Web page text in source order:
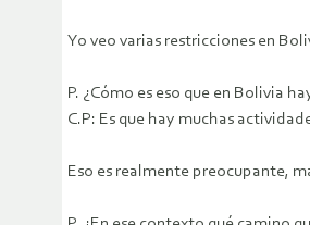
Yo veo varias restricciones en
P. ¿Cómo es eso que en Bolivia
C.P: Es que hay muchas
Eso es realmente preocupante,